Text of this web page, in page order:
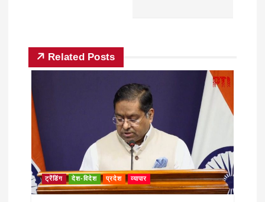
Related Posts
ट्रेंडिंग देश-विदेश प्रदेश व्यापार